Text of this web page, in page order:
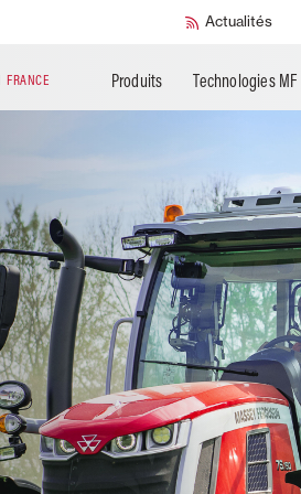
Actualités
FRANCE Produits Technologies MF
SMART Check